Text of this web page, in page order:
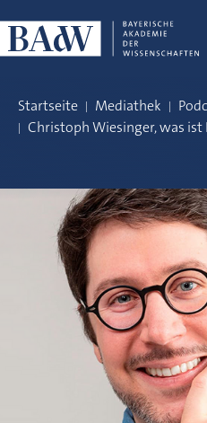
Startseite Mediathek
Christoph Wiesinger, was ist